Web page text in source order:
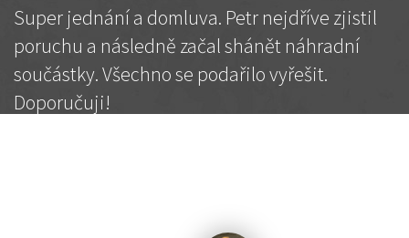
Super jednání a domluva. Petr nejdříve zjistil
poruchu a následně začal shánět náhradní
součástky. Všechno se podařilo vyřešit.
Doporučuji!